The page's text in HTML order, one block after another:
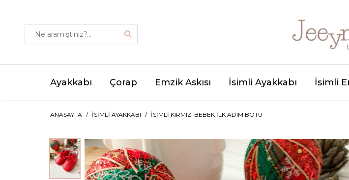
Ayakkabı Çorap Emzik Askısı İsimli Ayakkabı İsimli
ANASAYFA İSIMLI AYAKKABI İSIMLI KIRMIZI BEBEK İLK ADIM BOTU